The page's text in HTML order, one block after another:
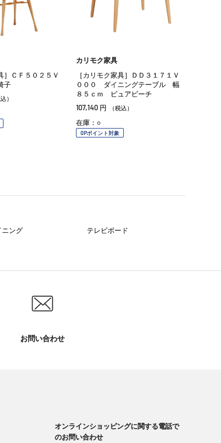
］ＣＦ５０２５Ｖ
子
）
カリモク家具
［カリモク家具］ＤＤ３１７１Ｖ
０００ ダイニングテーブル 幅
８５ｃｍ ピュアビーチ
107,140 円 （税込）
在庫：○
OPポイント対象
ニング テレビボード
お問い合わせ
オンラインショッピングに関する電話で
のお問い合わせ